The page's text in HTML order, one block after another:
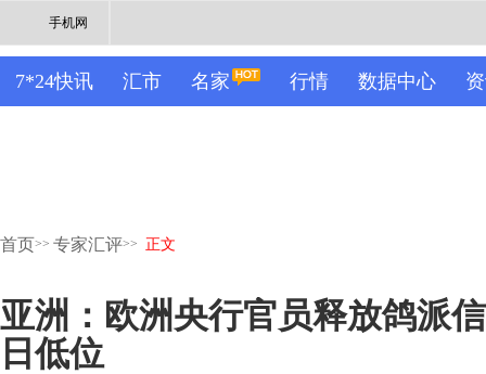
手机网
7*24快讯 汇市 名家 行情 数据中心
首页>> 专家汇评>> 正文
亚洲：欧洲央行官员释放鸽派
日低位